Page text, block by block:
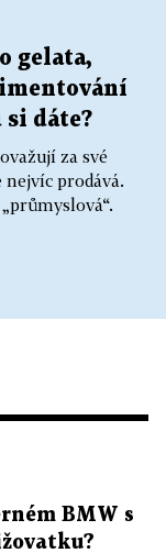
gelata,
dáte?
za své
prodává.
BMW s